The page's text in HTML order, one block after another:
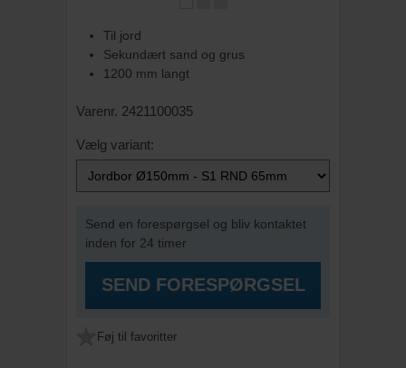
Til jord
Sekundært sand og grus
1200 mm langt
Varenr. 2421100035
Vælg variant:
Send en forespørgsel og bliv kontaktet
inden for 24 timer
SEND FORESPØRGSEL
Føj til favoritter